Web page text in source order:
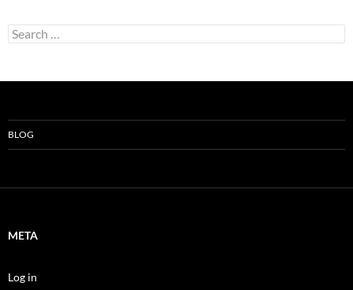
Search
for:
BLOG
META
Log in